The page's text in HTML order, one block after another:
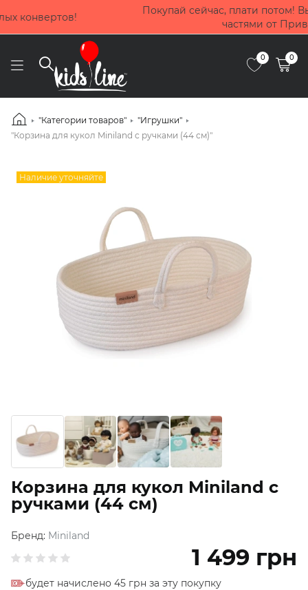
Покупай сейчас, плати потом! Выбирай оплату до 4 мес
0 0
"Категории товаров"
"Игрушки"
"Корзина для кукол Miniland с ручками (44 см)"
Наличие уточняйте
Корзина для кукол Miniland с
ручками (44 см)
Бренд: Miniland
1 499 грн
будет начислено 45 грн за эту покупку